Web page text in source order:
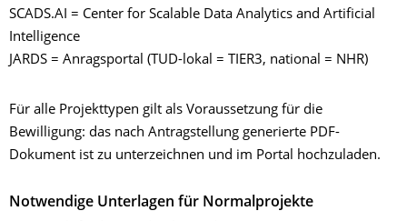
SCADS.AI = Center for Scalable Data Analytics and Artificial
Intelligence
JARDS = Anragsportal (TUD-lokal = TIER3, national = NHR)
Für alle Projekttypen gilt als Voraussetzung für die
Bewilligung: das nach Antragstellung generierte PDF-
Dokument ist zu unterzeichnen und im Portal hochzuladen.
Notwendige Unterlagen für Normalprojekte